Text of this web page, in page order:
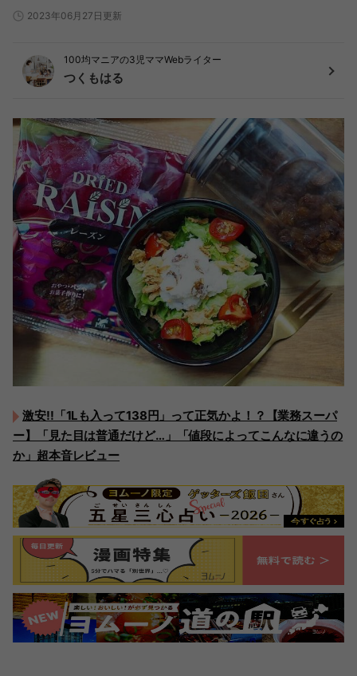
2023年06月27日更新
100均マニアの3児ママWebライター
つくもはる
激安!!「1Lも入って138円」って正気かよ！？【業務スーパ
ー】「見た目は普通だけど…」「値段によってこんなに違うの
か」超本音レビュー